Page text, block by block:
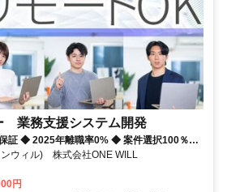
業務支援システム開発
保証 ◆ 2025年離職率0% ◆ 案件選択100％！
ンウィル) 株式会社ONE WILL
円